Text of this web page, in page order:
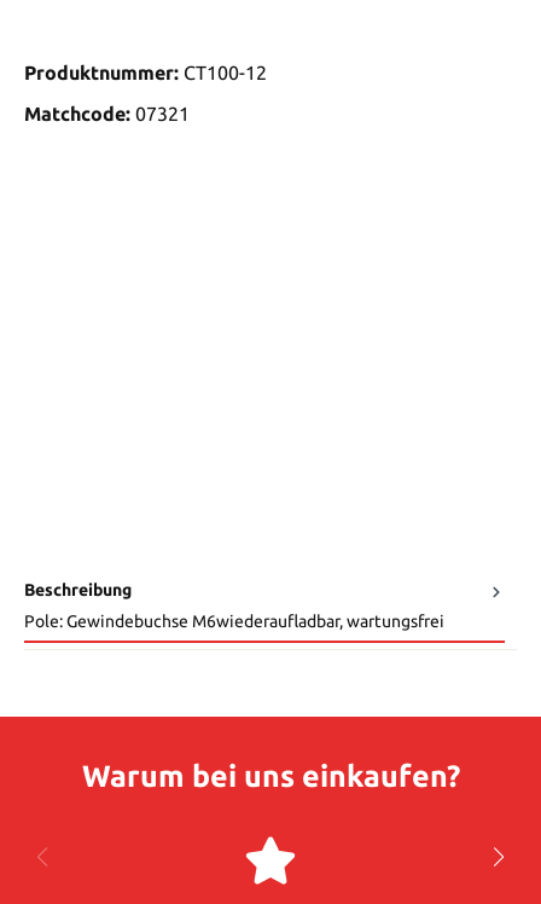
Produktnummer: CT100-12
Matchcode: 07321
Beschreibung
Pole: Gewindebuchse M6wiederaufladbar, wartungsfrei
Warum bei uns einkaufen?